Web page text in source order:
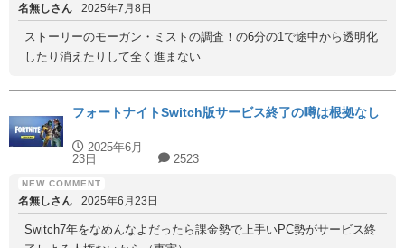
名無しさん 2025年7月8日
ストーリーのモーガン・ミストの調査！の6分の1で途中から透明化
したり消えたりして全く進まない
フォートナイトSwitch版サービス終了の噂は根拠なし
2025年6月
23日
2523
名無しさん 2025年6月23日
Switch7年をなめんなよだったら課金勢で上手いPC勢がサービス終